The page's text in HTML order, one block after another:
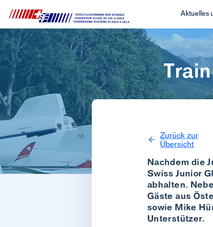
Aktuelles
Zurück zur
Übersicht
Nachdem die
Swiss Junior
abhalten.
Gäste aus
sowie Mike
Unterstützer.